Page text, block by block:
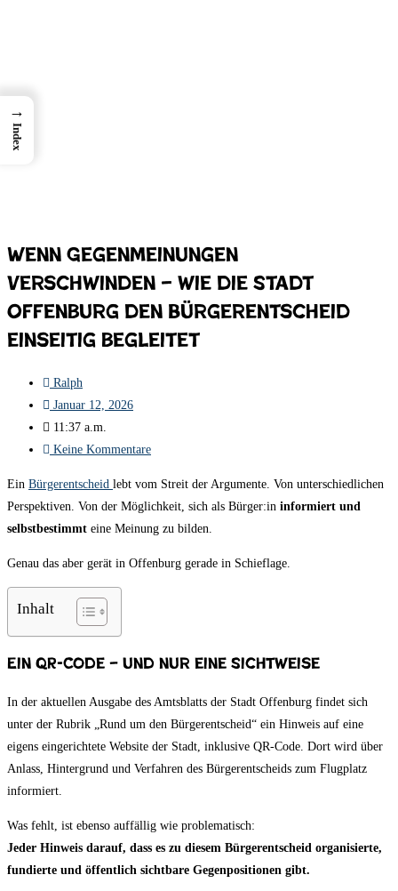
Wenn Gegenmeinungen
verschwinden – wie die Stadt
Offenburg den Bürgerentscheid
einseitig begleitet
Ralph
Januar 12, 2026
11:37 a.m.
Keine Kommentare
Ein Bürgerentscheid lebt vom Streit der Argumente. Von unterschiedlichen
Perspektiven. Von der Möglichkeit, sich als Bürger:in informiert und
selbstbestimmt eine Meinung zu bilden.
Genau das aber gerät in Offenburg gerade in Schieflage.
Inhalt
Ein QR-Code – und nur eine Sichtweise
In der aktuellen Ausgabe des Amtsblatts der Stadt Offenburg findet sich
unter der Rubrik „Rund um den Bürgerentscheid“ ein Hinweis auf eine
eigens eingerichtete Website der Stadt, inklusive QR-Code. Dort wird über
Anlass, Hintergrund und Verfahren des Bürgerentscheids zum Flugplatz
informiert.
Was fehlt, ist ebenso auffällig wie problematisch:
Jeder Hinweis darauf, dass es zu diesem Bürgerentscheid organisierte,
fundierte und öffentlich sichtbare Gegenpositionen gibt.
→
Index